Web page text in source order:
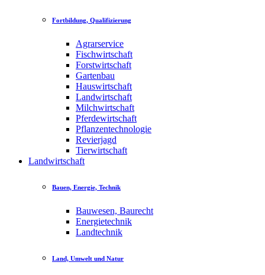
Fortbildung, Qualifizierung
Agrarservice
Fischwirtschaft
Forstwirtschaft
Gartenbau
Hauswirtschaft
Landwirtschaft
Milchwirtschaft
Pferdewirtschaft
Pflanzentechnologie
Revierjagd
Tierwirtschaft
Landwirtschaft
Bauen, Energie, Technik
Bauwesen, Baurecht
Energietechnik
Landtechnik
Land, Umwelt und Natur